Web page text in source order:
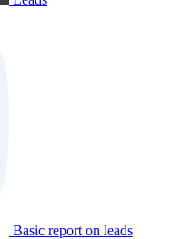
Basic report on leads